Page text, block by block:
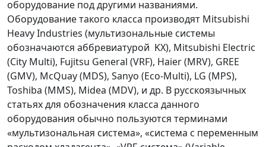
оборудование под другими названиями.
Оборудование такого класса производят Mitsubishi
Heavy Industries (мультизональные системы
обозначаются аббревиатурой KX), Mitsubishi Electric
(City Multi), Fujitsu General (VRF), Haier (MRV), GREE
(GMV), McQuay (MDS), Sanyo (Eco-Multi), LG (MPS),
Toshiba (MMS), Midea (MDV), и др. В русскоязычных
статьях для обозначения класса данного
оборудования обычно пользуются терминами
«мультизональная система», «система с переменным